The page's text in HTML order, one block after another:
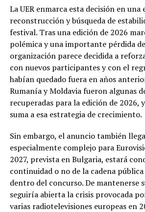
La UER enmarca esta decisión en una
reconstrucción y búsqueda de
festival. Tras una edición de 2026
polémica y una importante pérdida
organización parece decidida a
con nuevos participantes y con el
habían quedado fuera en años
Rumanía y Moldavia fueron algunas
recuperadas para la edición de 2026,
suma a esa estrategia de crecimiento.
Sin embargo, el anuncio también
especialmente complejo para
2027, prevista en Bulgaria, estará
continuidad o no de la cadena
dentro del concurso. De mantenerse
seguiría abierta la crisis provocada
varias radiotelevisiones europeas en